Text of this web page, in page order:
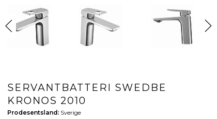
SERVANTBATTERI SWEDBE
KRONOS 2010
Prodesentsland: Sverige